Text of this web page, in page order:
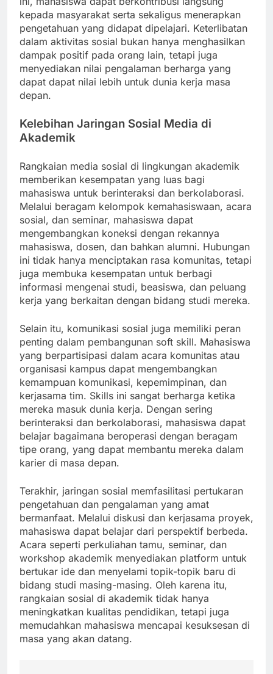
kepada masyarakat serta sekaligus menerapkan
pengetahuan yang didapat dipelajari. Keterlibatan
dalam aktivitas sosial bukan hanya menghasilkan
dampak positif pada orang lain, tetapi juga
menyediakan nilai pengalaman berharga yang
dapat dapat nilai lebih untuk dunia kerja masa
depan.
Kelebihan Jaringan Sosial Media di
Akademik
Rangkaian media sosial di lingkungan akademik
memberikan kesempatan yang luas bagi
mahasiswa untuk berinteraksi dan berkolaborasi.
Melalui beragam kelompok kemahasiswaan, acara
sosial, dan seminar, mahasiswa dapat
mengembangkan koneksi dengan rekannya
mahasiswa, dosen, dan bahkan alumni. Hubungan
ini tidak hanya menciptakan rasa komunitas, tetapi
juga membuka kesempatan untuk berbagi
informasi mengenai studi, beasiswa, dan peluang
kerja yang berkaitan dengan bidang studi mereka.
Selain itu, komunikasi sosial juga memiliki peran
penting dalam pembangunan soft skill. Mahasiswa
yang berpartisipasi dalam acara komunitas atau
organisasi kampus dapat mengembangkan
kemampuan komunikasi, kepemimpinan, dan
kerjasama tim. Skills ini sangat berharga ketika
mereka masuk dunia kerja. Dengan sering
berinteraksi dan berkolaborasi, mahasiswa dapat
belajar bagaimana beroperasi dengan beragam
tipe orang, yang dapat membantu mereka dalam
karier di masa depan.
Terakhir, jaringan sosial memfasilitasi pertukaran
pengetahuan dan pengalaman yang amat
bermanfaat. Melalui diskusi dan kerjasama proyek,
mahasiswa dapat belajar dari perspektif berbeda.
Acara seperti perkuliahan tamu, seminar, dan
workshop akademik menyediakan platform untuk
bertukar ide dan menyelami topik-topik baru di
bidang studi masing-masing. Oleh karena itu,
rangkaian sosial di akademik tidak hanya
meningkatkan kualitas pendidikan, tetapi juga
memudahkan mahasiswa mencapai kesuksesan di
masa yang akan datang.